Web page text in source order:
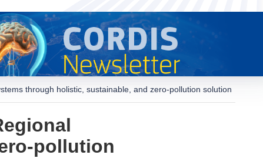
through holistic, sustainable, and zero-pollution solution
pollution